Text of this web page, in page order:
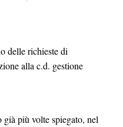
delle richieste di
alla c.d. gestione
già più volte spiegato, nel